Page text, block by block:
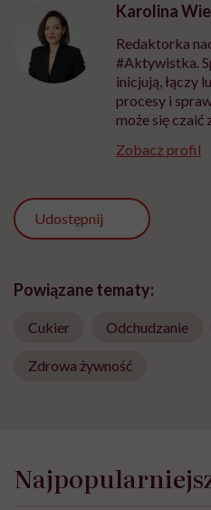
Karolina
Redaktorka
#Aktywistka.
inicjują, łączy
procesy i
może się czaić
Zobacz profil
Udostępnij
Powiązane tematy:
Cukier Odchudzanie
Zdrowa żywność